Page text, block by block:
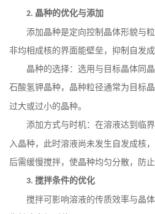
2. 晶种的优化与添加
添加晶种是定向控制晶体形貌与
非均相成核的界面能壁垒，抑制自发成
晶种的选择：选用与目标晶体同
石酸氢钾晶种，晶种粒径通常为目标
过大或过小的晶种。
添加方式与时机：在溶液达到临
入晶种，此时溶液尚未发生自发成核
后需缓慢搅拌，使晶种均匀分散，防止
3. 搅拌条件的优化
搅拌可影响溶液的传质效率与晶